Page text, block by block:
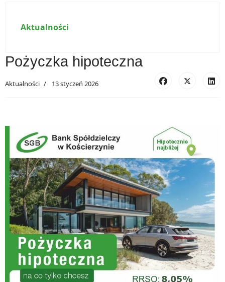
Aktualności
Pożyczka hipoteczna
Aktualności 13 styczeń 2026